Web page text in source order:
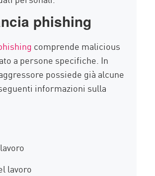
phishing
comprende malicious
a persone specifiche. In
possiede già alcune
informazioni sulla
lavoro